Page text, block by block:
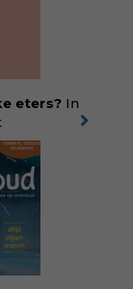
eters? In
Met
los te
je lokale